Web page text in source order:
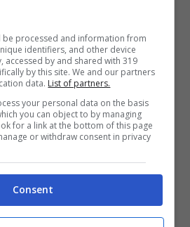
estate le temperature sono
soffre il caldo, riserva
ore pomeridiane o
più calde.
prima della
processo delicato, tanto
be processed and information from
identifiers, and other device
accessed by and shared with 319
by this site. We and our partners
data. List of partners.
your personal data on the basis
you can object to by managing
for a link at the bottom of this page
or withdraw consent in privacy
Consent